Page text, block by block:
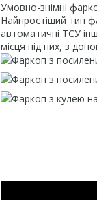
Умовно-знімні
Найпростіший тип
автоматичні ТСУ
місця під них, з
Фаркоп з
Фаркоп з
Фаркоп з кулею